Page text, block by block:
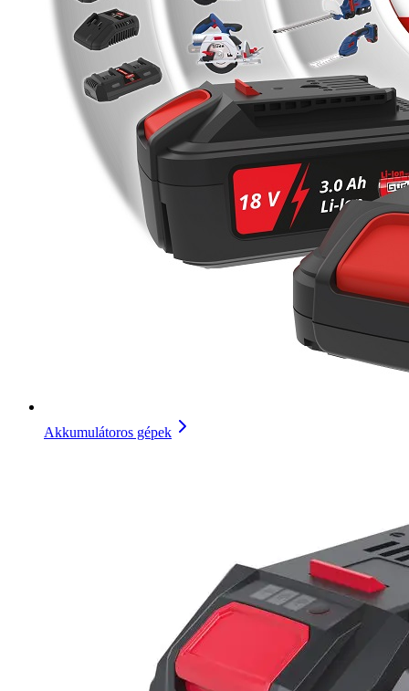
Akkumulátoros gépek